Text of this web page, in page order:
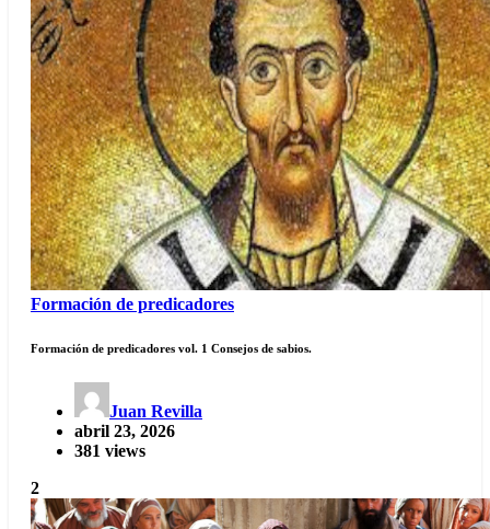
Formación de predicadores
Formación de predicadores vol. 1 Consejos de sabios.
Juan Revilla
abril 23, 2026
381 views
2